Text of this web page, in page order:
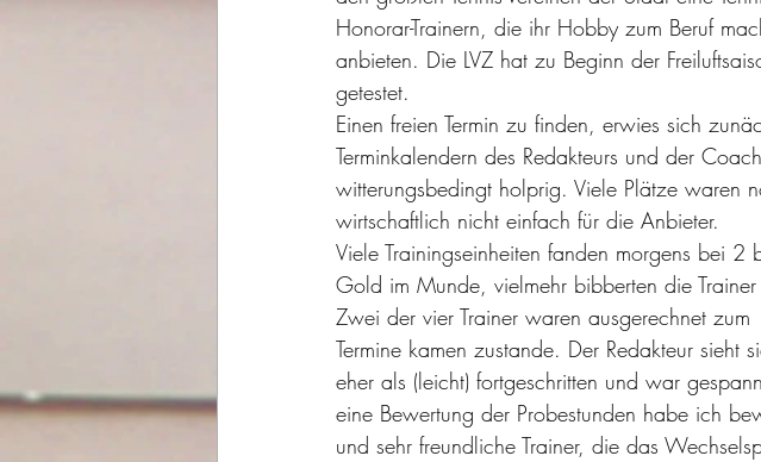
Honorar-Trainern, die ihr Hobby zum Beruf
anbieten. Die LVZ hat zu Beginn der
getestet.
Einen freien Termin zu finden, erwies sich
Terminkalendern des Redakteurs und der
witterungsbedingt holprig. Viele Plätze waren
wirtschaftlich nicht einfach für die Anbieter.
Viele Trainingseinheiten fanden morgens bei
Gold im Munde, vielmehr bibberten die
Zwei der vier Trainer waren ausgerechnet
Termine kamen zustande. Der Redakteur sieht
eher als (leicht) fortgeschritten und war
eine Bewertung der Probestunden habe ich
und sehr freundliche Trainer, die das